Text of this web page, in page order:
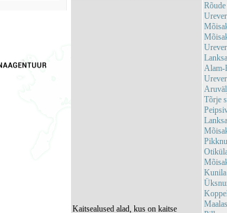
Kaitsealused alad, kus on kaitse
Alam-
Tõrje